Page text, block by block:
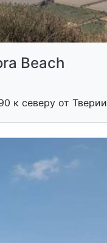
Beach
к северу от Тверии